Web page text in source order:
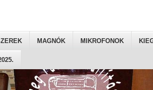
MAGNÓK MIKROFONOK